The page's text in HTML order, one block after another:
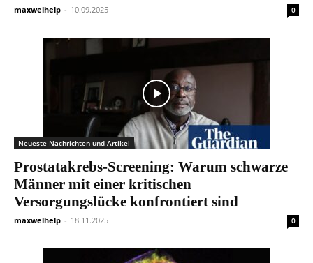
maxwelhelp - 10.09.2025 0
Neueste Nachrichten und Artikel
Prostatakrebs-Screening: Warum schwarze
Männer mit einer kritischen
Versorgungslücke konfrontiert sind
maxwelhelp - 18.11.2025 0